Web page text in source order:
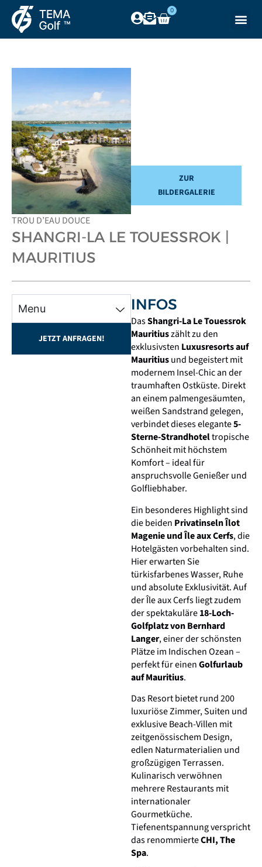
0
ZUR
BILDERGALERIE
TROU D’EAU DOUCE
SHANGRI-LA LE TOUESSROK |
MAURITIUS
Menu
JETZT ANFRAGEN!
INFOS
DasShangri-La Le Touessrok
Mauritiuszählt zu den
exklusivsten Luxusresorts auf
Mauritiusund begeistert mit
modernem Insel-Chic an der
traumhaften Ostküste. Direkt
an einem palmengesäumten,
weißen Sandstrand gelegen,
verbindet dieses elegante5-
Sterne-Strandhoteltropische
Schönheit mit höchstem
Komfort – ideal für
anspruchsvolle Genießer und
Golfliebhaber.
Ein besonderes Highlight sind
die beiden Privatinseln Îlot
Magenie und Île aux Cerfs, die
Hotelgästen vorbehalten sind.
Hier erwarten Sie
türkisfarbenes Wasser, Ruhe
und absolute Exklusivität. Auf
der Île aux Cerfs liegt zudem
der spektakuläre18-Loch-
Golfplatz von Bernhard
Langer, einer der schönsten
Plätze im Indischen Ozean –
perfekt für einenGolfurlaub
auf Mauritius.
Das Resort bietet rund 200
luxuriöse Zimmer, Suiten und
exklusive Beach-Villen mit
zeitgenössischem Design,
edlen Naturmaterialien und
großzügigen Terrassen.
Kulinarisch verwöhnen
mehrere Restaurants mit
internationaler
Gourmetküche.
Tiefenentspannung verspricht
das renommierteCHI, The
Spa.